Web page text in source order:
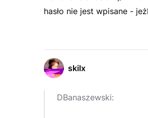
hasło nie jest wpisane -
skilx
DBanaszewski: